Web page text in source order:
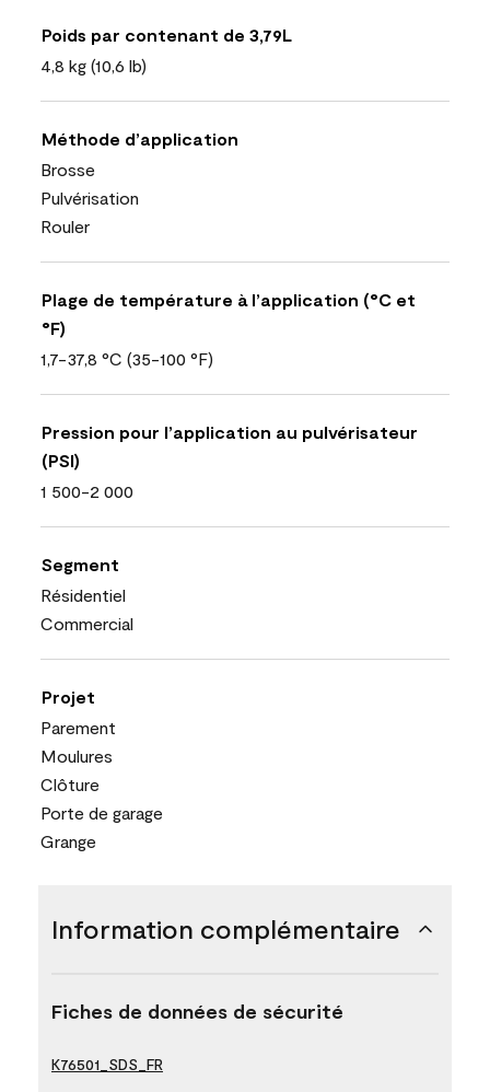
Poids par contenant de 3,79L
4,8 kg (10,6 lb)
Méthode d’application
Brosse
Pulvérisation
Rouler
Plage de température à l’application (°C et
°F)
1,7-37,8 °C (35-100 °F)
Pression pour l’application au pulvérisateur
(PSI)
1 500-2 000
Segment
Résidentiel
Commercial
Projet
Parement
Moulures
Clôture
Porte de garage
Grange
Information complémentaire
Fiches de données de sécurité
K76501_SDS_FR